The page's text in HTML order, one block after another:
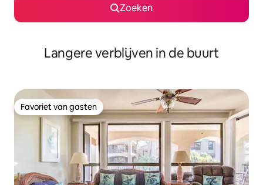
Zoeken
Langere verblijven in de buurt
Favoriet van gasten
Favoriet van gasten